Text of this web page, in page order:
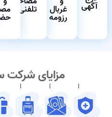
آگهی غربال
رزومه
تلفنی
مزایای شرکت